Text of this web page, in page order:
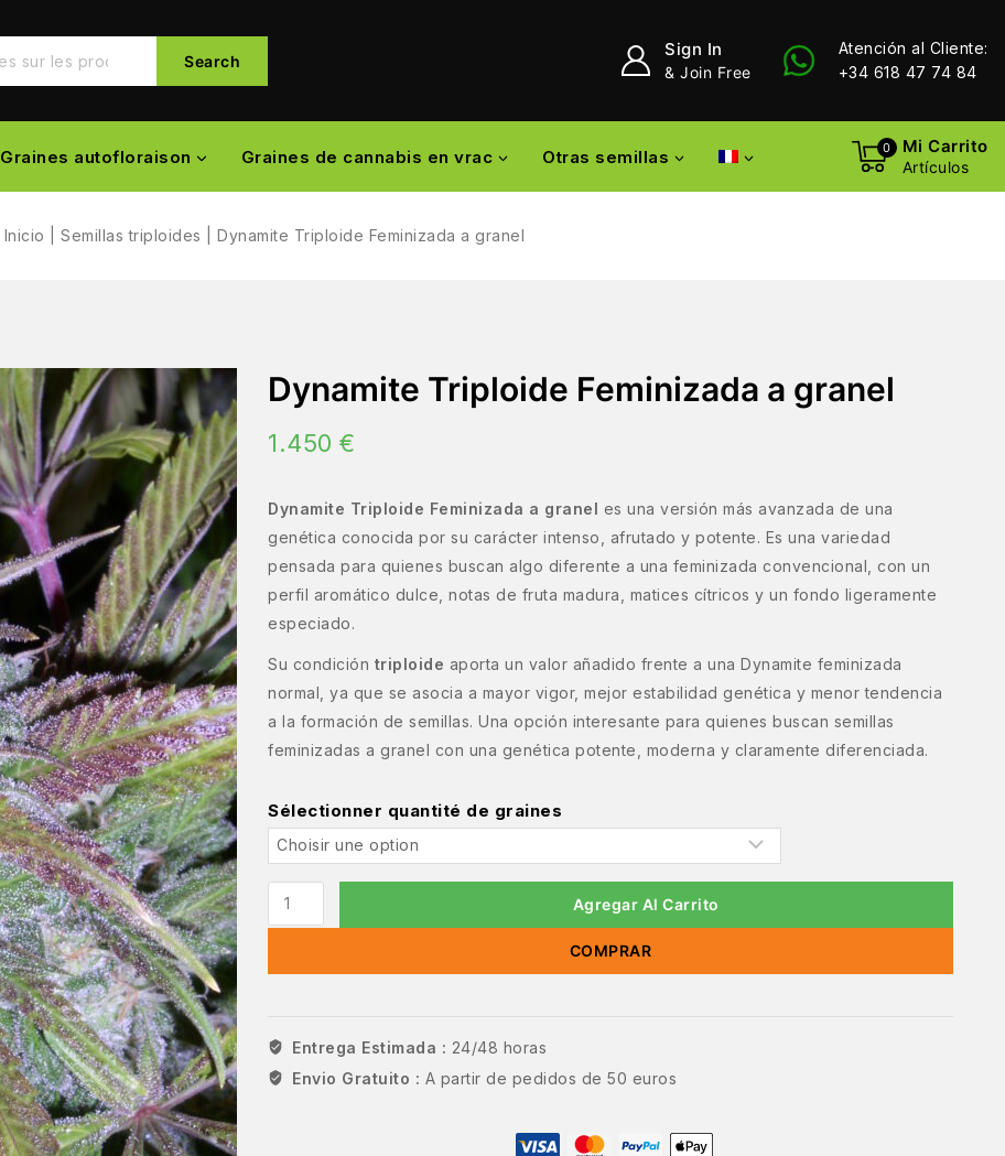
Search
Sign In
& Join Free
Atención al Cliente:
+34 618 47 74 84
Graines autofloraison Graines de cannabis en vrac Otras semillas 0 Mi Carrito
Artículos
Inicio |Semillas triploides |Dynamite Triploide Feminizada a granel
Dynamite Triploide Feminizada a granel
1.450 €
Dynamite Triploide Feminizada a granel es una versión más avanzada de una
genética conocida por su carácter intenso, afrutado y potente. Es una variedad
pensada para quienes buscan algo diferente a una feminizada convencional, con un
perfil aromático dulce, notas de fruta madura, matices cítricos y un fondo ligeramente
especiado.
Su condición triploide aporta un valor añadido frente a una Dynamite feminizada
normal, ya que se asocia a mayor vigor, mejor estabilidad genética y menor tendencia
a la formación de semillas. Una opción interesante para quienes buscan semillas
feminizadas a granel con una genética potente, moderna y claramente diferenciada.
Sélectionner quantité de graines
Agregar Al Carrito
COMPRAR
Entrega Estimada : 24/48 horas
Envio Gratuito : A partir de pedidos de 50 euros